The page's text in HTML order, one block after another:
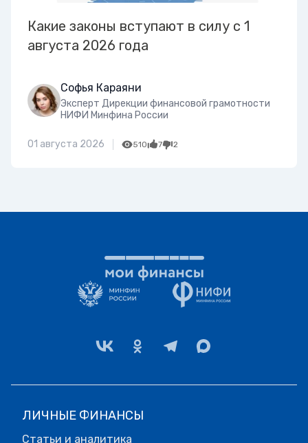
Какие законы вступают в силу с 1
августа 2026 года
Софья Караяни
Эксперт Дирекции финансовой грамотности
НИФИ Минфина России
01 августа 2026 510 7 2
ЛИЧНЫЕ ФИНАНСЫ
Статьи и аналитика